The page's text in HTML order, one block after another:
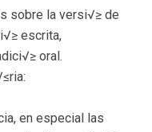
sobre la versi√≥ de
escrita,
oral.
en especial las